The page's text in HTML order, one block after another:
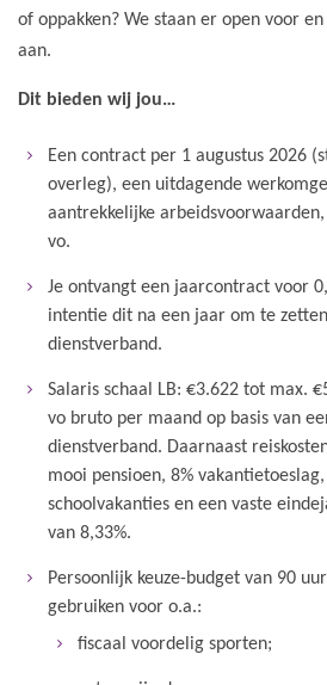
of oppakken? We staan er open voor
aan.
Dit bieden wij jou…
Een contract per 1 augustus 2026
overleg), een uitdagende
aantrekkelijke
vo.
Je ontvangt een jaarcontract voor
intentie dit na een jaar om te
dienstverband.
Salaris schaal LB: €3.622 tot max.
vo bruto per maand op basis van
dienstverband. Daarnaast
mooi pensioen, 8%
schoolvakanties en een vaste
van 8,33%.
Persoonlijk keuze-budget van 90
gebruiken voor o.a.:
fiscaal voordelig sporten;